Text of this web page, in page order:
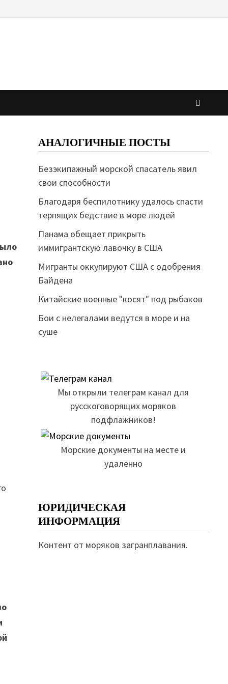
АНАЛОГИЧНЫЕ ПОСТЫ
Безэкипажный морской спасатель явил
свои способности
Благодаря беспилотнику удалось спасти
терпящих бедствие в море людей
Панама обещает прикрыть
иммигрантскую лавочку в США
Мигранты оккупируют США с одобрения
Байдена
Китайские военные "косят" под рыбаков
Бои с нелегалами ведутся в море и на
суше
Мы открыли телеграм канал для
русскоговорящих моряков
подфлажников!
Морские документы на месте и
удаленно
ЮРИДИЧЕСКАЯ
ИНФОРМАЦИЯ
Контент от моряков загранплавания.